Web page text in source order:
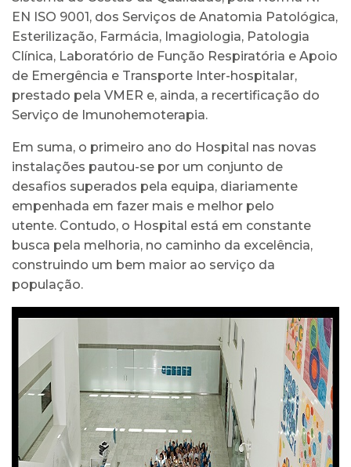
EN ISO 9001, dos Serviços de Anatomia Patológica,
Esterilização, Farmácia, Imagiologia, Patologia
Clínica, Laboratório de Função Respiratória e Apoio
de Emergência e Transporte Inter-hospitalar,
prestado pela VMER e, ainda, a recertificação do
Serviço de Imunohemoterapia.
Em suma, o primeiro ano do Hospital nas novas
instalações pautou-se por um conjunto de
desafios superados pela equipa, diariamente
empenhada em fazer mais e melhor pelo
utente. Contudo, o Hospital está em constante
busca pela melhoria, no caminho da excelência,
construindo um bem maior ao serviço da
população.